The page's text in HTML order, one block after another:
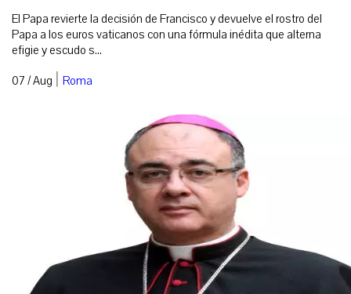
El Papa revierte la decisión de Francisco y devuelve el rostro del
Papa a los euros vaticanos con una fórmula inédita que alterna
efigie y escudo s...
07 / Aug | Roma